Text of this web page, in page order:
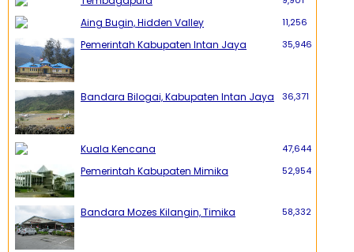
Aing Bugin, Hidden Valley 11,256
Pemerintah Kabupaten Intan Jaya 35,946
Bandara Bilogai, Kabupaten Intan Jaya 36,371
Kuala Kencana 47,644
Pemerintah Kabupaten Mimika 52,954
Bandara Mozes Kilangin, Timika 58,332